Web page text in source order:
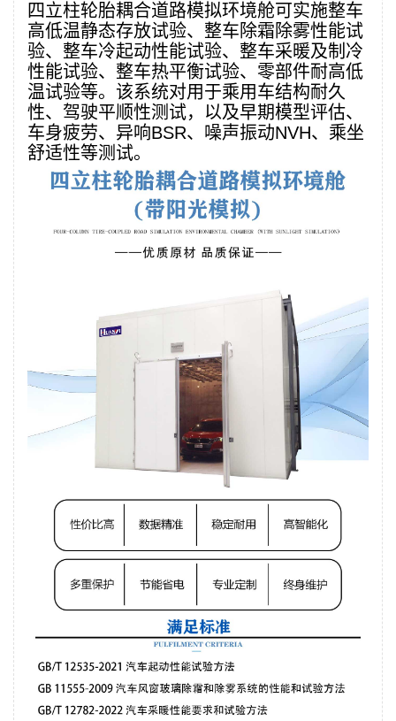
四立柱轮胎耦合道路模拟环境舱可实施整车
高低温静态存放试验、整车除霜除雾性能试
验、整车冷起动性能试验、整车采暖及制冷
性能试验、整车热平衡试验、零部件耐高低
温试验等。该系统对用于乘用车结构耐久
性、驾驶平顺性测试，以及早期模型评估、
车身疲劳、异响BSR、噪声振动NVH、乘坐
舒适性等测试。